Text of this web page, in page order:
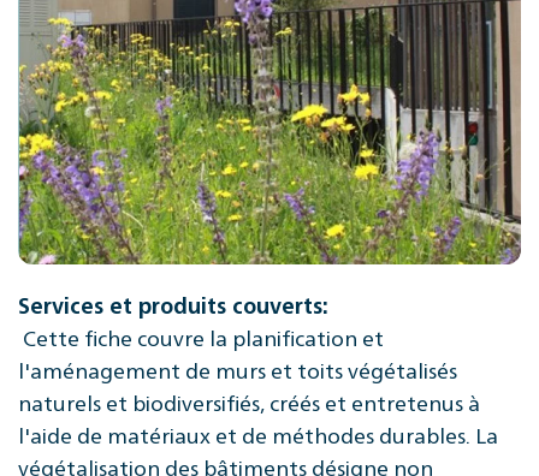
Services et produits couverts:
Cette fiche couvre la planification et
l'aménagement de murs et toits végétalisés
naturels et biodiversifiés, créés et entretenus à
l'aide de matériaux et de méthodes durables. La
végétalisation des bâtiments désigne non